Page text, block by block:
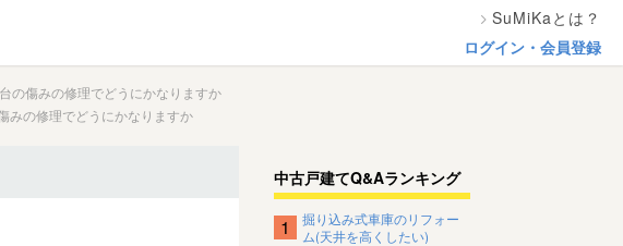
SuMiKaとは？
ログイン・会員登録
の傷みの修理でどうにかなりますか
みの修理でどうにかなりますか
中古戸建てQ&Aランキング
1
掘り込み式車庫のリフォー
ム(天井を高くしたい)